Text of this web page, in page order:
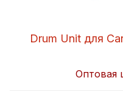
Drum Unit для
Оптовая